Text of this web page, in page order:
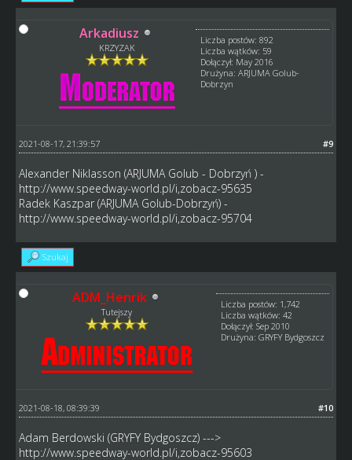
Arkadiusz
KRZYZAK
Liczba postów: 892
Liczba wątków: 59
Dołączył: May 2016
Drużyna: ARJUMA Golub-
Dobrzyn
#9
2021-08-17, 21:39:57
Alexander Niklasson (ARJUMA Golub - Dobrzyń ) -
http://www.speedway-world.pl/i,zobacz-95635
Radek Kaszpar (ARJUMA Golub-Dobrzyń) -
http://www.speedway-world.pl/i,zobacz-95704
Szukaj
ADM_Henrik
Tutejszy
Liczba postów: 1,742
Liczba wątków: 42
Dołączył: Sep 2010
Drużyna: GRYFY Bydgoszcz
#10
2021-08-18, 08:39:39
Adam Berdowski (GRYFY Bydgoszcz) --->
http://www.speedway-world.pl/i,zobacz-95603